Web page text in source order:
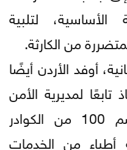
الأساسية، لتلبية
من الكارثة.
أوفد الأردن أيضًا
تابعًا لمديرية الأمن
العام/الدفاع المدني، يضم 100 من الكوادر
أطباء من الخدمات